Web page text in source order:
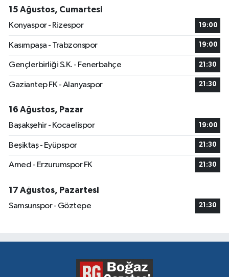
15 Ağustos, Cumartesi
Konyaspor - Rizespor
19:00
Kasımpaşa - Trabzonspor 19:00
Gençlerbirliği S.K. - Fenerbahçe 21:30
Gaziantep FK - Alanyaspor 21:30
16 Ağustos, Pazar
Başakşehir - Kocaelispor
19:00
Beşiktaş - Eyüpspor 21:30
Amed - Erzurumspor FK 21:30
17 Ağustos, Pazartesi
Samsunspor - Göztepe
21:30